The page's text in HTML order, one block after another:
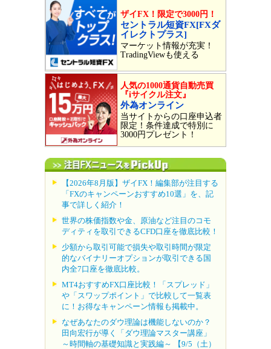
ザイFX！限定で3000円！
セントラル短資FX[FXダ
イレクトプラス]
マーケット情報が充実！
TradingViewも使える
人気の1000通貨自動売買
『iサイクル注文』
外為オンライン
当サイトからの口座申込者
限定！条件達成で特別に
3000円プレゼント！
【2026年8月版】ザイFX！編集部が注目する
「FXのキャンペーンおすすめ10選」を、記
事で詳しく紹介！
世界の株価指数や金、原油など注目のコモ
ディティを取引できるCFD口座を徹底比較！
少額から取引可能で損失や取引時間が限定
的なバイナリーオプションが取引できる国
内全7口座を徹底比較。
MT4おすすめFX口座比較！「スプレッド」
や「スワップポイント」で比較して一覧表
に！お得なキャンペーン情報も掲載中。
なぜあなたのダウ理論は機能しないのか？
田向宏行が導く「ダウ理論マスター講座」
～時間軸の基礎知識と実践編～ 【9/5（土）